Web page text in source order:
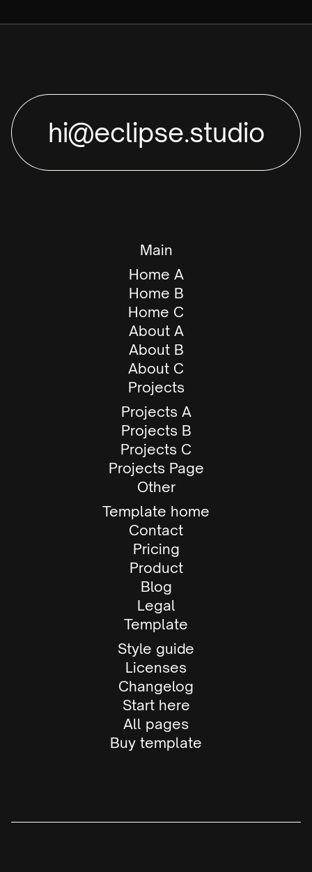
hi@eclipse.studio
Main
Home A
Home B
Home C
About A
About B
About C
Projects
Projects A
Projects B
Projects C
Projects Page
Other
Template home
Contact
Pricing
Product
Blog
Legal
Template
Style guide
Licenses
Changelog
Start here
All pages
Buy template